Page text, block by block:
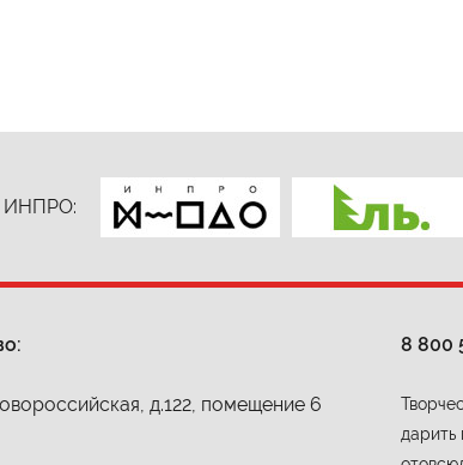
ИНПРО:
д.122, помещение 6
8 800
дарить